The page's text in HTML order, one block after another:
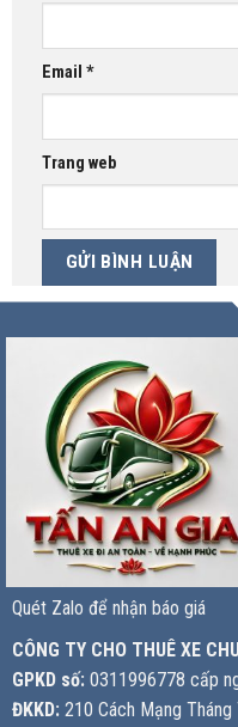
Email *
Trang web
Quét Zalo để nhận báo giá
CÔNG TY CHO THUÊ XE
GPKD số: 0311996778 cấp
ĐKKD: 210 Cách Mạng Tháng